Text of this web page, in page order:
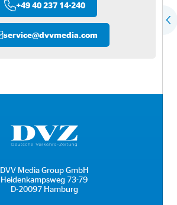
+49 40 237 14-240
service@dvvmedia.com
DVV Media Group GmbH
Heidenkampsweg 73-79
D-20097 Hamburg